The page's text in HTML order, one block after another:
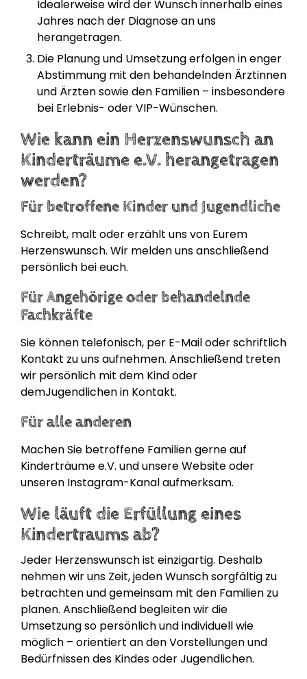
Idealerweise wird der Wunsch innerhalb eines
Jahres nach der Diagnose an uns
herangetragen.
Die Planung und Umsetzung erfolgen in enger
Abstimmung mit den behandelnden Ärztinnen
und Ärzten sowie den Familien – insbesondere
bei Erlebnis- oder VIP-Wünschen.
Wie kann ein Herzenswunsch an
Kinderträume e.V. herangetragen
werden?
Für betroffene Kinder und Jugendliche
Schreibt, malt oder erzählt uns von Eurem
Herzenswunsch. Wir melden uns anschließend
persönlich bei euch.
Für Angehörige oder behandelnde
Fachkräfte
Sie können telefonisch, per E-Mail oder schriftlich
Kontakt zu uns aufnehmen. Anschließend treten
wir persönlich mit dem Kind oder
demJugendlichen in Kontakt.
Für alle anderen
Machen Sie betroffene Familien gerne auf
Kinderträume e.V. und unsere Website oder
unseren Instagram-Kanal aufmerksam.
Wie läuft die Erfüllung eines
Kindertraums ab?
Jeder Herzenswunsch ist einzigartig. Deshalb
nehmen wir uns Zeit, jeden Wunsch sorgfältig zu
betrachten und gemeinsam mit den Familien zu
planen. Anschließend begleiten wir die
Umsetzung so persönlich und individuell wie
möglich – orientiert an den Vorstellungen und
Bedürfnissen des Kindes oder Jugendlichen.